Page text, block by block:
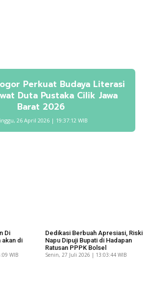
Perkuat Budaya Literasi
Duta Pustaka Cilik Jawa
Barat 2026
26 April 2026 | 19:37:12 WIB
Di
akan di
WIB
Dedikasi Berbuah Apresiasi, Riski
Napu Dipuji Bupati di Hadapan
Ratusan PPPK Bolsel
Senin, 27 Juli 2026 | 13:03:44 WIB